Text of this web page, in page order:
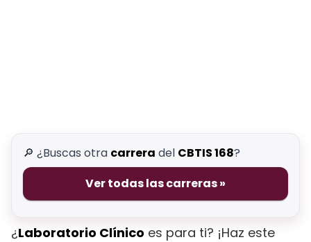
🔎 ¿Buscas otra carrera del CBTIS 168?
Ver todas las carreras »
¿Laboratorio Clínico es para ti? ¡Haz este